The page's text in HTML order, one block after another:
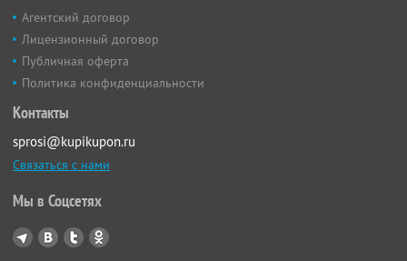
Агентский договор
Лицензионный договор
Публичная оферта
Политика конфиденциальности
Контакты
sprosi@kupikupon.ru
Связаться с нами
Мы в Соцсетях